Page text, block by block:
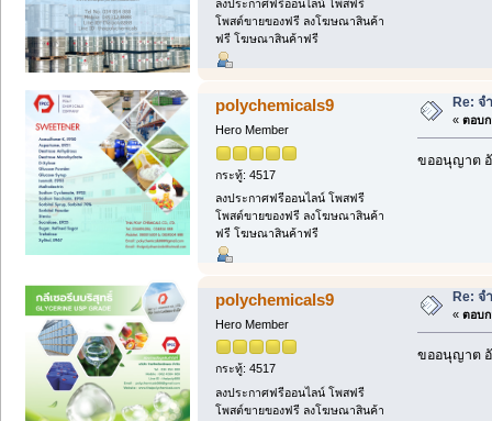
ลงประกาศฟรีออนไลน์ โพสฟรี
โพสต์ขายของฟรี ลงโฆษณาสินค้า
ฟรี โฆษณาสินค้าฟรี
polychemicals9
Hero Member
กระทู้: 4517
ลงประกาศฟรีออนไลน์ โพสฟรี
โพสต์ขายของฟรี ลงโฆษณาสินค้า
ฟรี โฆษณาสินค้าฟรี
Re:
« ตอบก
ขออนุญาต
polychemicals9
Hero Member
กระทู้: 4517
ลงประกาศฟรีออนไลน์ โพสฟรี
โพสต์ขายของฟรี ลงโฆษณาสินค้า
Re:
« ตอบก
ขออนุญาต